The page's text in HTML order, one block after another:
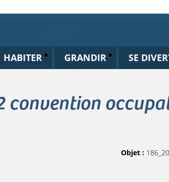
HABITER GRANDIR SE
convention
Objet :